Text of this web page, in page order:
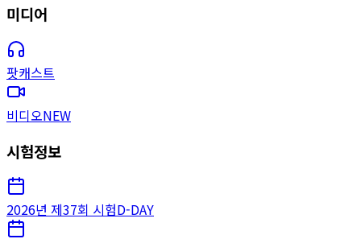
미디어
팟캐스트
비디오NEW
시험정보
2026년 제37회 시험D-DAY